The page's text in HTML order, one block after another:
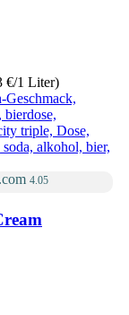
€/1 Liter)
4.05